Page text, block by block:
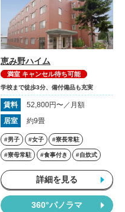
恵み野ハイム
満室 キャンセル待ち可能
学校まで徒歩3分、備付備品も充実
賃料
52,800円〜／月額
居室
約9畳
#男子 #女子 #寮長常駐
#寮母常駐 #食事付き #自炊式
詳細を見る
360°パノラマ